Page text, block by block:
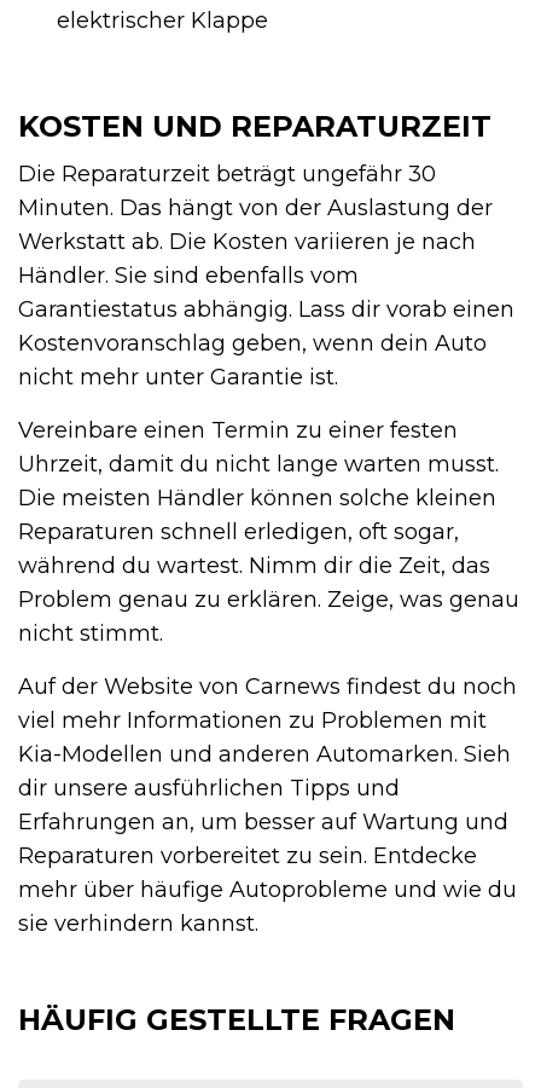
elektrischer Klappe
KOSTEN UND REPARATURZEIT
Die Reparaturzeit beträgt ungefähr 30
Minuten. Das hängt von der Auslastung der
Werkstatt ab. Die Kosten variieren je nach
Händler. Sie sind ebenfalls vom
Garantiestatus abhängig. Lass dir vorab einen
Kostenvoranschlag geben, wenn dein Auto
nicht mehr unter Garantie ist.
Vereinbare einen Termin zu einer festen
Uhrzeit, damit du nicht lange warten musst.
Die meisten Händler können solche kleinen
Reparaturen schnell erledigen, oft sogar,
während du wartest. Nimm dir die Zeit, das
Problem genau zu erklären. Zeige, was genau
nicht stimmt.
Auf der Website von Carnews findest du noch
viel mehr Informationen zu Problemen mit
Kia-Modellen und anderen Automarken. Sieh
dir unsere ausführlichen Tipps und
Erfahrungen an, um besser auf Wartung und
Reparaturen vorbereitet zu sein. Entdecke
mehr über häufige Autoprobleme und wie du
sie verhindern kannst.
HÄUFIG GESTELLTE FRAGEN